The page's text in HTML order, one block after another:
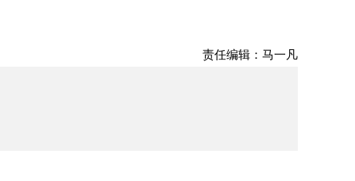
责任编辑：马一凡